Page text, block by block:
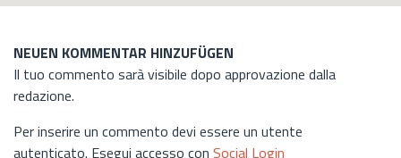
NEUEN KOMMENTAR HINZUFÜGEN
Il tuo commento sarà visibile dopo approvazione dalla
redazione.
Per inserire un commento devi essere un utente
autenticato. Esegui accesso con Social Login